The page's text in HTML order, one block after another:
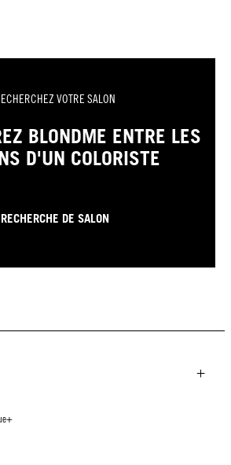
VOTRE SALON
BLONDME ENTRE LES
D'UN COLORISTE
RECHERCHE DE SALON